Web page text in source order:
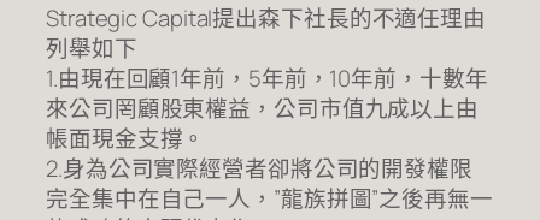
Strategic Capital提出森下社長的不適任理由
列舉如下
1.由現在回顧1年前，5年前，10年前，十數年
來公司罔顧股東權益，公司市值九成以上由
帳面現金支撐。
2.身為公司實際經營者卻將公司的開發權限
完全集中在自己一人，”龍族拼圖”之後再無一